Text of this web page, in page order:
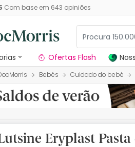
Com base em 643 opiniões
marca
Ofertas Flash
Bebés Cuidado do bebé
Eryplast Pasta